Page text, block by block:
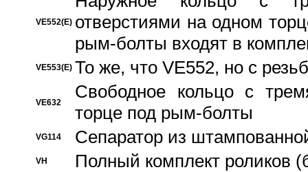
VE552(E) отверстиями на одном
рым-болты входят в
VE553(E) То же, что VE552, но с
VE632
Свободное кольцо с
торце под рым-болты
VG114 Сепаратор из
VH Полный комплект роликов